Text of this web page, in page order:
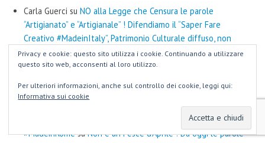
Carla Guerci su NO alla Legge che Censura le parole
“Artigianato” e “Artigianale” ! Difendiamo il “Saper Fare
Creativo #MadeinItaly”, Patrimonio Culturale diffuso, non
Privilegio per una Casta Burocratizzata.
Marina GiglisuSiamo e Restiamo #ARTIGIANI !!!
Carlo d'Aloisio Mayo
su
“Hub CreArtigianali” nei Centri Storici ?
Questa è la proposta presentata da FaròArte al Parlamento
#MadeinRomesuNon è un Pesce d’Aprile ! Da oggi le parole
Privacy e cookie: questo sito utilizza i cookie. Continuando a utilizzare
questo sito web, acconsenti al loro utilizzo.
Per ulteriori informazioni, anche sul controllo dei cookie, leggi qui:
Informativa sui cookie